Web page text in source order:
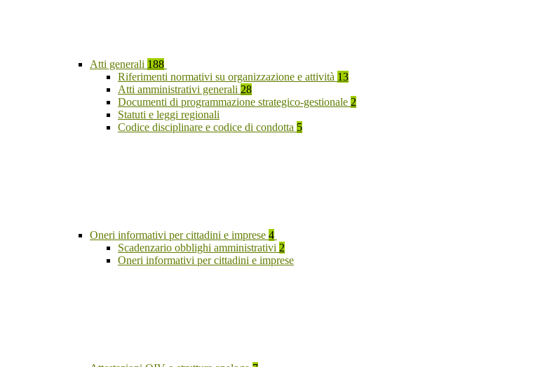
Atti generali 188
Riferimenti normativi su organizzazione e attività 13
Atti amministrativi generali 28
Documenti di programmazione strategico-gestionale 2
Statuti e leggi regionali
Codice disciplinare e codice di condotta 5
Oneri informativi per cittadini e imprese 4
Scadenzario obblighi amministrativi 2
Oneri informativi per cittadini e imprese